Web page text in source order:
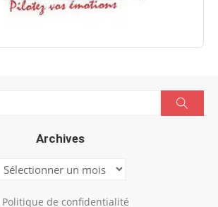
Archives
Archives
Politique de confidentialité